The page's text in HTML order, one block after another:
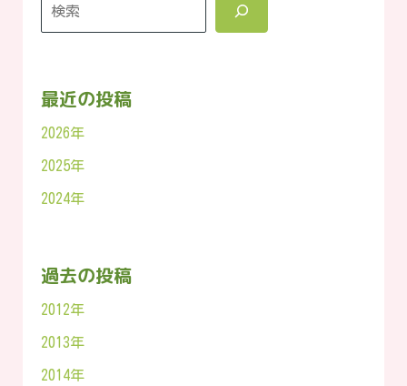
最近の投稿
2026年
2025年
2024年
過去の投稿
2012年
2013年
2014年